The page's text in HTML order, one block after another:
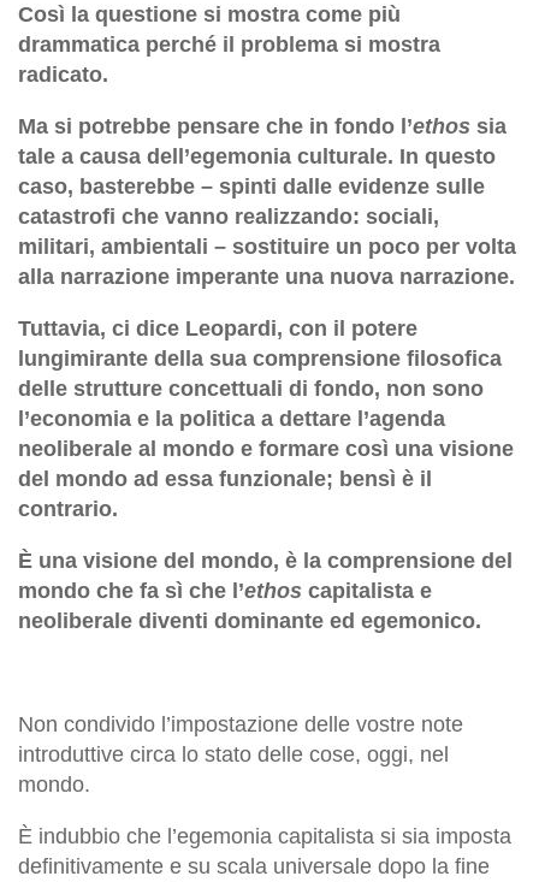
Così la questione si mostra come più
drammatica perché il problema si mostra
radicato.
Ma si potrebbe pensare che in fondo l’ethos sia
tale a causa dell’egemonia culturale. In questo
caso, basterebbe – spinti dalle evidenze sulle
catastrofi che vanno realizzando: sociali,
militari, ambientali – sostituire un poco per volta
alla narrazione imperante una nuova narrazione.
Tuttavia, ci dice Leopardi, con il potere
lungimirante della sua comprensione filosofica
delle strutture concettuali di fondo, non sono
l’economia e la politica a dettare l’agenda
neoliberale al mondo e formare così una visione
del mondo ad essa funzionale; bensì è il
contrario.
È una visione del mondo, è la comprensione del
mondo che fa sì che l’ethos capitalista e
neoliberale diventi dominante ed egemonico.
Non condivido l’impostazione delle vostre note
introduttive circa lo stato delle cose, oggi, nel
mondo.
È indubbio che l’egemonia capitalista si sia imposta
definitivamente e su scala universale dopo la fine